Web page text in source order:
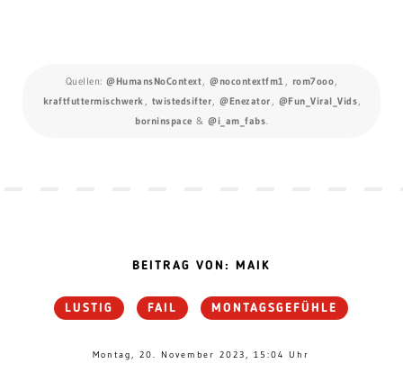
Quellen: @HumansNoContext, @nocontextfm1 , rom7ooo,
kraftfuttermischwerk , twistedsifter, @Enezator , @Fun_Viral_Vids,
borninspace & @i_am_fabs.
BEITRAG VON: MAIK
LUSTIG FAIL MONTAGSGEFÜHLE
Montag, 20. November 2023, 15:04 Uhr